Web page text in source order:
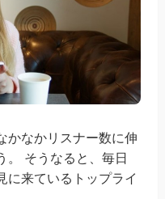
かなかリスナー数に伸
。 そうなると、毎日
に来ているトップライ